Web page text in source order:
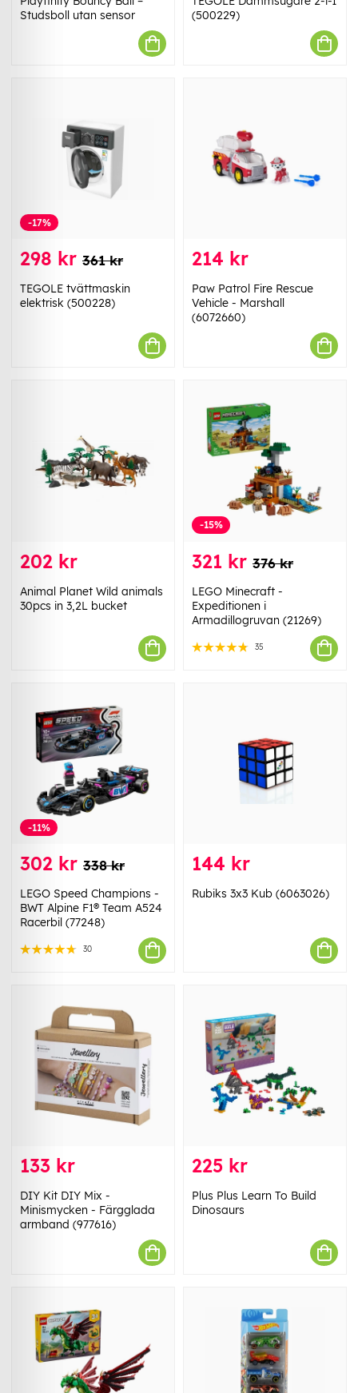
Studsboll utan sensor
(500229)
-17%
298 kr 361 kr
TEGOLE tvättmaskin
elektrisk (500228)
214 kr
Paw Patrol Fire Rescue
Vehicle - Marshall
(6072660)
202 kr
Animal Planet Wild animals
30pcs in 3,2L bucket
-15%
321 kr 376 kr
LEGO Minecraft -
Expeditionen i
Armadillogruvan (21269)
35
-11%
302 kr 338 kr
LEGO Speed Champions -
BWT Alpine F1® Team A524
Racerbil (77248)
30
144 kr
Rubiks 3x3 Kub (6063026)
133 kr
DIY Kit DIY Mix -
Minismycken - Färgglada
armband (977616)
225 kr
Plus Plus Learn To Build
Dinosaurs